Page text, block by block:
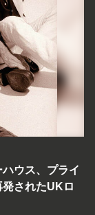
ウス、プライ
されたUKロ